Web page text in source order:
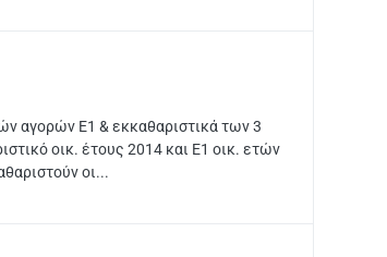
αγορών Ε1 & εκκαθαριστικά των 3
οικ. έτους 2014 και Ε1 οικ. ετών
οι...